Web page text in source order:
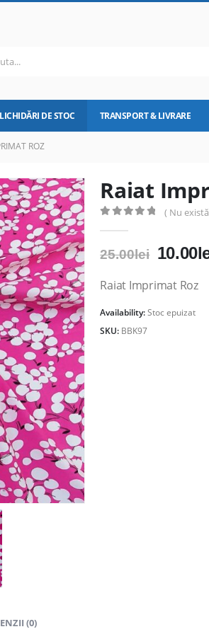
LICHIDĂRI DE STOC TRANSPORT & LIVRARE
ROZ
Raiat
( Nu
25.00lei Prețul
a
10.00
Raiat Imprimat Roz
Availability:Stoc epuizat
SKU: BBK97
(0)